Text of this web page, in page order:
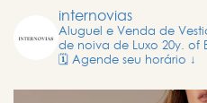
internovias
Aluguel e Venda de
de noiva de Luxo 20y. of
🗓️ Agende seu horário ↓